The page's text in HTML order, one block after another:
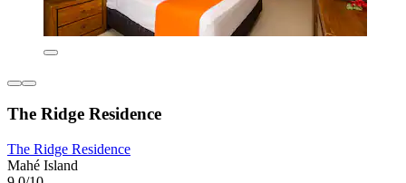
The Ridge Residence
The Ridge Residence
Mahé Island